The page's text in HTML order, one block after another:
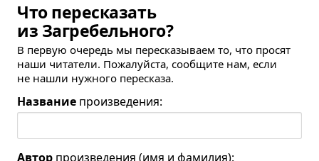
Что пересказать
из Загребельного?
В первую очередь мы пересказываем то, что просят
наши читатели. Пожалуйста, сообщите нам, если
не нашли нужного пересказа.
Название произведения:
Автор произведения (имя и фамилия):